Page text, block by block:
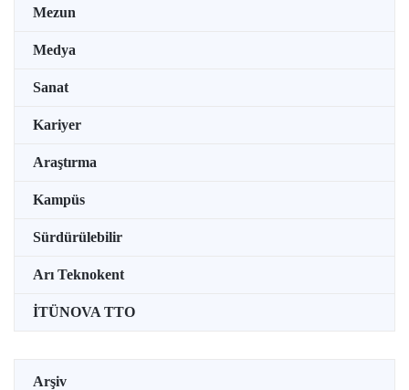
Mezun
Medya
Sanat
Kariyer
Araştırma
Kampüs
Sürdürülebilir
Arı Teknokent
İTÜNOVA TTO
Arşiv